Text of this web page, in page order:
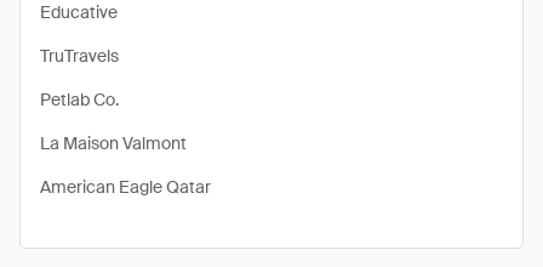
Educative
TruTravels
Petlab Co.
La Maison Valmont
American Eagle Qatar